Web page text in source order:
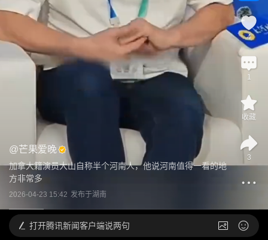
@芒果爱晚
加拿大籍演员大山自称半个河南人，他说河南值得一看的地
方非常多
2026-04-23 15:42 发布于湖南
4
1
收藏
3
打开腾讯新闻客户端说两句